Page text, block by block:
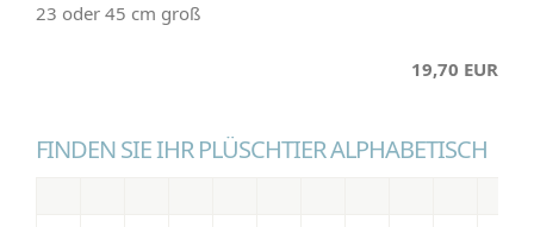
23 oder 45 cm groß
19,70 EUR
FINDEN SIE IHR PLÜSCHTIER ALPHABETISCH